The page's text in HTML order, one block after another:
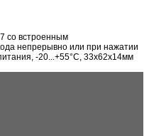
со встроенным
непрерывно или при нажатии
-20...+55°С, 33х62х14мм